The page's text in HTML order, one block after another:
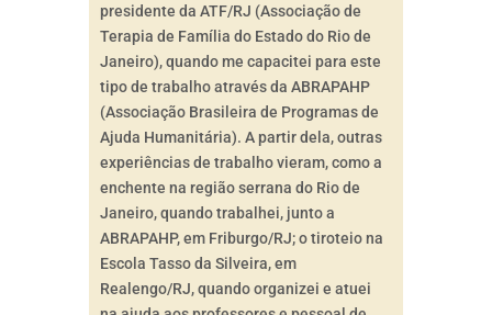
presidente da ATF/RJ (Associação de
Terapia de Família do Estado do Rio de
Janeiro), quando me capacitei para este
tipo de trabalho através da ABRAPAHP
(Associação Brasileira de Programas de
Ajuda Humanitária). A partir dela, outras
experiências de trabalho vieram, como a
enchente na região serrana do Rio de
Janeiro, quando trabalhei, junto a
ABRAPAHP, em Friburgo/RJ; o tiroteio na
Escola Tasso da Silveira, em
Realengo/RJ, quando organizei e atuei